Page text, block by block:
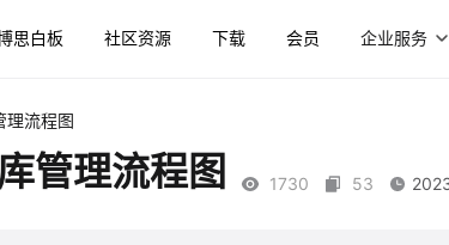
思白板 社区资源 下载 会员 企业服务
理流程图
管理流程图 1730 53